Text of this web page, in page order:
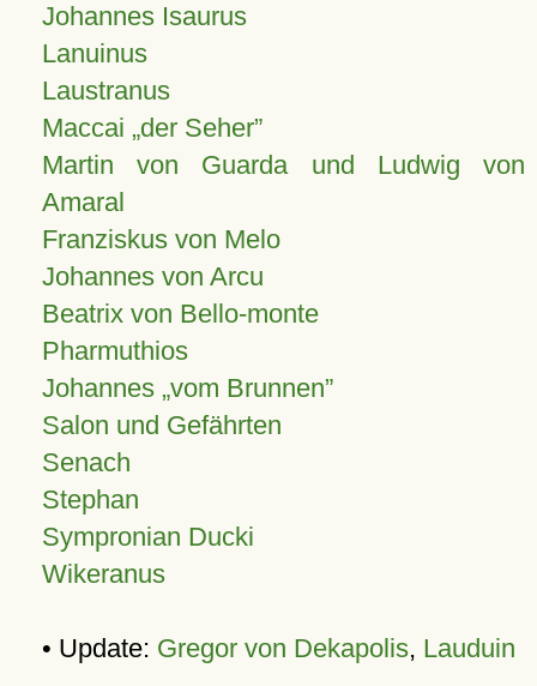
Johannes Isaurus
Lanuinus
Laustranus
Maccai „der Seher”
Martin von Guarda und Ludwig von
Amaral
Franziskus von Melo
Johannes von Arcu
Beatrix von Bello-monte
Pharmuthios
Johannes vom Brunnen
Salon und Gefährten
Senach
Stephan
Sympronian Ducki
Wikeranus
• Update: Gregor von Dekapolis, Lauduin